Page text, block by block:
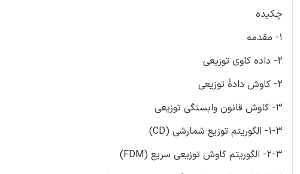
چکیده
1- مقدمه
2- داده کاوی توزیعی
2- کاوش دادۀ توزیعی
3- کاوش قانون وابستگی توزیعی
1-3- الگوریتم توزیع شمارشی (CD)
2-3- الگوریتم کاوش توزیعی سریع (FDM)